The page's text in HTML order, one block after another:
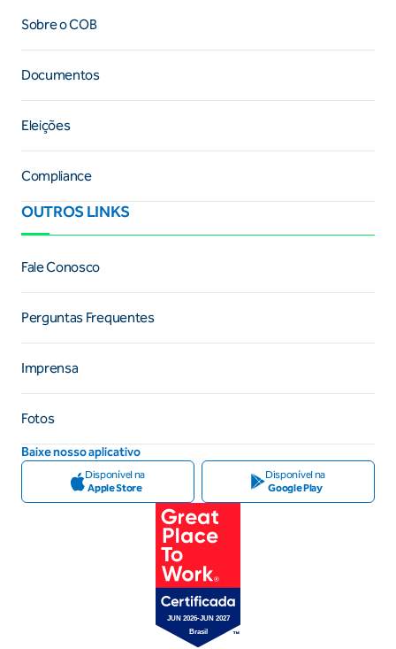
Sobre o COB
Documentos
Eleições
Compliance
OUTROS LINKS
Fale Conosco
Perguntas Frequentes
Imprensa
Fotos
Baixe nosso aplicativo
Disponível na
Apple Store
Disponível na
Google Play